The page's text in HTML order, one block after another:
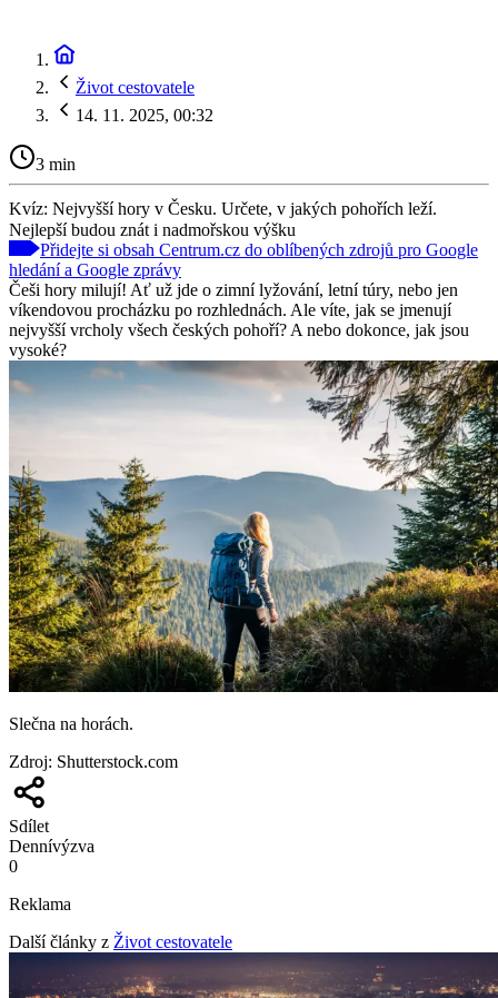
Život cestovatele
14. 11. 2025, 00:32
3 min
Kvíz: Nejvyšší hory v Česku. Určete, v jakých pohořích leží.
Nejlepší budou znát i nadmořskou výšku
Přidejte si obsah Centrum.cz do oblíbených zdrojů pro Google
hledání a Google zprávy
Češi hory milují! Ať už jde o zimní lyžování, letní túry, nebo jen
víkendovou procházku po rozhlednách. Ale víte, jak se jmenují
nejvyšší vrcholy všech českých pohoří? A nebo dokonce, jak jsou
vysoké?
Slečna na horách.
Zdroj: Shutterstock.com
Sdílet
Dennívýzva
0
Reklama
Další články z Život cestovatele